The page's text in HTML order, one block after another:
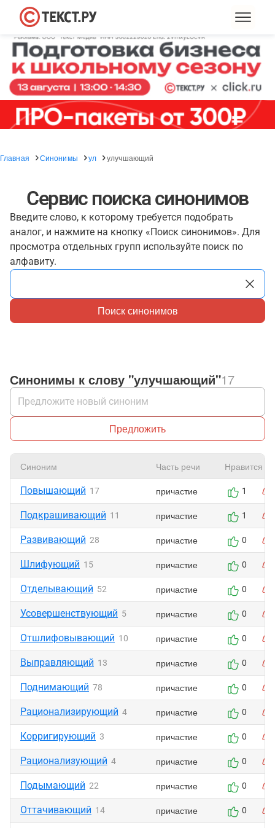
Главная Синонимы ул улучшающий
Сервис поиска синонимов
Введите слово, к которому требуется подобрать
аналог, и нажмите на кнопку «Поиск синонимов». Для
просмотра отдельных групп используйте поиск по
алфавиту.
Поиск синонимов
Синонимы к слову "улучшающий"17
Предложить
Синоним Часть речи Нравится
Повышающий 17 причастие 1
Подкрашивающий 11 причастие 1
Развивающий 28 причастие 0
Шлифующий 15 причастие 0
Отделывающий 52 причастие 0
Усовершенствующий 5 причастие 0
Отшлифовывающий 10 причастие 0
Выправляющий 13 причастие 0
Поднимающий 78 причастие 0
Рационализирующий 4 причастие 0
Корригирующий 3 причастие 0
Рационализующий 4 причастие 0
Подымающий 22 причастие 0
Оттачивающий 14 причастие 0